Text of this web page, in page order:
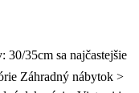
35cm sa najčastejšie
Záhradný nábytok >